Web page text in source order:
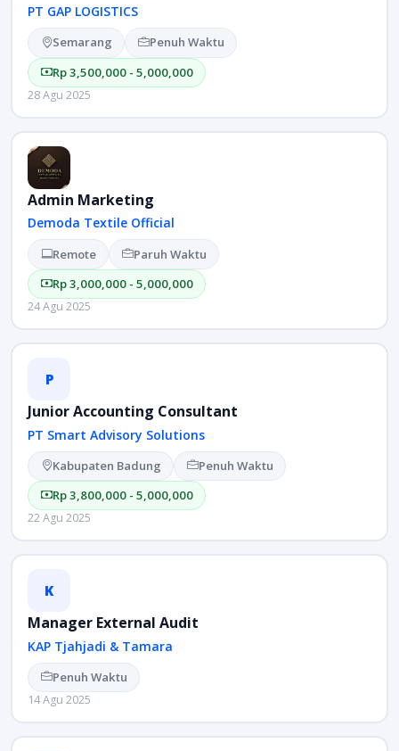
PT GAP LOGISTICS
Semarang
Penuh Waktu
Rp 3,500,000 - 5,000,000
28 Agu 2025
Admin Marketing
Demoda Textile Official
Remote
Paruh Waktu
Rp 3,000,000 - 5,000,000
24 Agu 2025
P
Junior Accounting Consultant
PT Smart Advisory Solutions
Kabupaten Badung
Penuh Waktu
Rp 3,800,000 - 5,000,000
22 Agu 2025
K
Manager External Audit
KAP Tjahjadi & Tamara
Penuh Waktu
14 Agu 2025